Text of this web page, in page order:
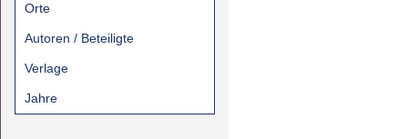
Orte
Autoren / Beteiligte
Verlage
Jahre